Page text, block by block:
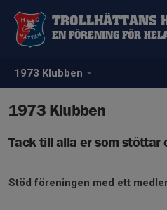
1973 Klubben
TROLLHÄTTANS
EN FÖRENING FÖR
1973 Klubben
Tack till alla er som stöttar
Stöd föreningen med ett